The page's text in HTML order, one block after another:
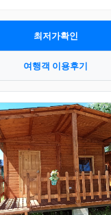
최저가확인
여행객 이용후기